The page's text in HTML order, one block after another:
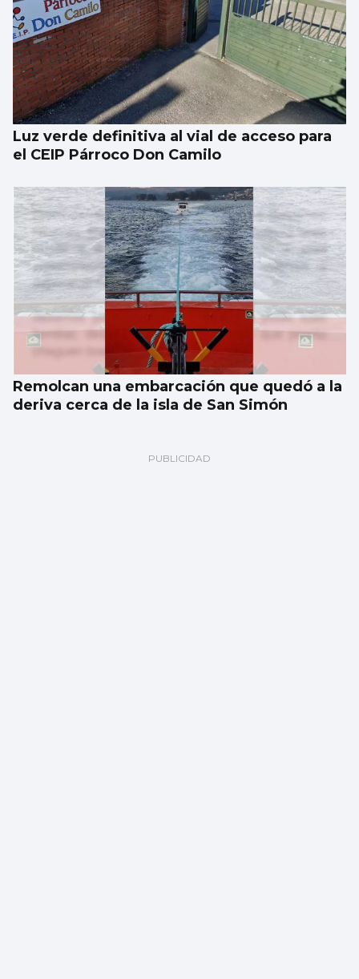
Luz verde definitiva al vial de acceso para
el CEIP Párroco Don Camilo
Remolcan una embarcación que quedó a la
deriva cerca de la isla de San Simón